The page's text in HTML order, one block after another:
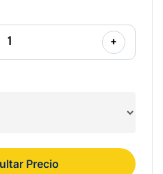
1 +
Precio